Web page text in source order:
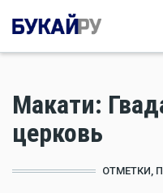
Макати:
церковь
ОТМЕТКИ,